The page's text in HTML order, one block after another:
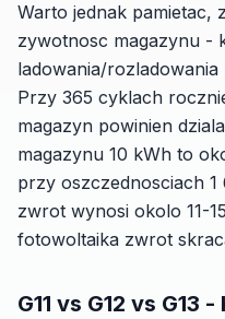
Warto jednak pamietac,
zywotnosc magazynu -
ladowania/
Przy 365 cyklach
magazyn powinien
magazynu 10 kWh to
przy oszczednosciach
zwrot wynosi okolo 11-
fotowoltaika zwrot
G11 vs G12 vs